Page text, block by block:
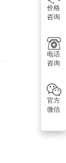
价格
咨询
电话
咨询
官方
微信